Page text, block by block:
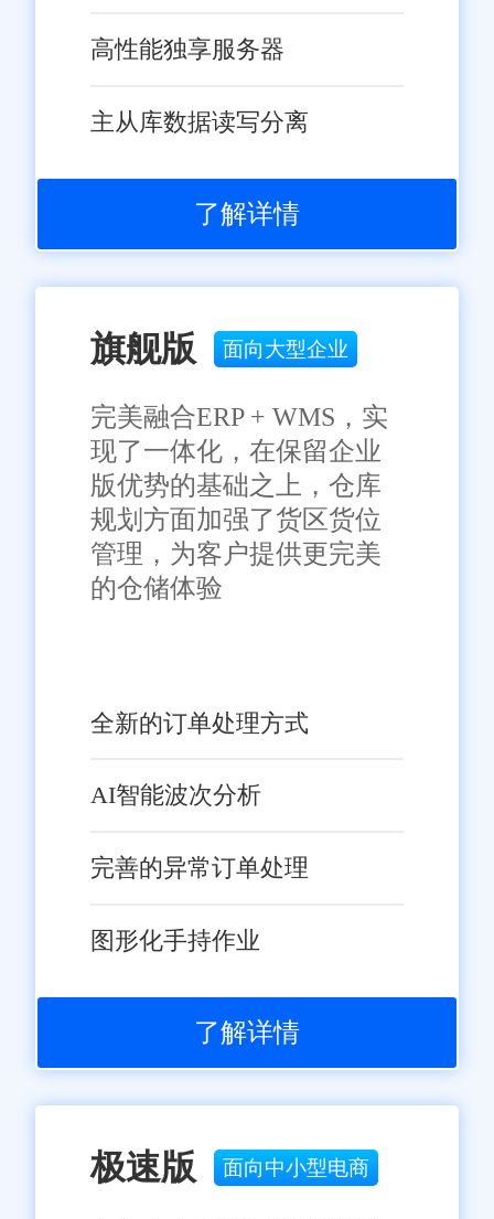
伴。在数字经济的大潮中，旺店
索更多可能开启更加辉煌的未
站对于您因信赖该信息引起的损失概不负责。本网站发布的部分内
容，包括但不限于文字、图片、标识、广告、商标、域名等，除特
嫌侵犯知识产权时，请及时与我们联系，并提供身份证明、权属证
高性能独享服务器
主从库数据读写分离
了解详情
旗舰版 面向大型企业
完美融合ERP + WMS，实
现了一体化，在保留企业
版优势的基础之上，仓库
规划方面加强了货区货位
管理，为客户提供更完美
的仓储体验
全新的订单处理方式
AI智能波次分析
完善的异常订单处理
图形化手持作业
了解详情
极速版 面向中小型电商